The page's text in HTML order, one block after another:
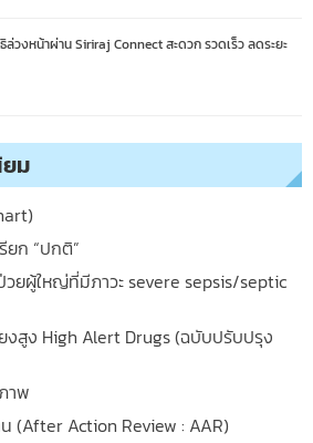
ล่วงหน้าผ่าน Siriraj Connect สะดวก รวดเร็ว ลดระยะ
ม
ยก “ปกติ”
ยผู้ใหญ่ที่มีภาวะ severe sepsis/septic
งสูง High Alert Drugs (ฉบับปรับปรุง
าพ
(After Action Review : AAR)